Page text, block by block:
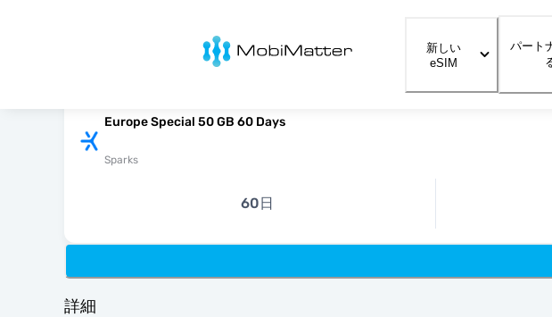
MobiMatter
新しい
eSIM
パート
Europe Special 50 GB 60 Days
Sparks
60日
詳細